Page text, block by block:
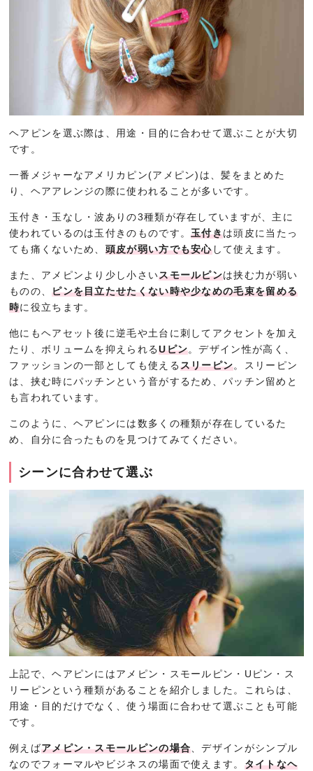
ヘアピンを選ぶ際は、用途・目的に合わせて選ぶことが大切
です。
一番メジャーなアメリカピン(アメピン)は、髪をまとめた
り、ヘアアレンジの際に使われることが多いです。
玉付き・玉なし・波ありの3種類が存在していますが、主に
使われているのは玉付きのものです。玉付きは頭皮に当たっ
ても痛くないため、 頭皮が弱い方でも安心して使えます。
また、アメピンより少し小さいスモールピンは挟む力が弱い
ものの、ピンを目立たせたくない時や少なめの毛束を留める
時に役立ちます。
他にもヘアセット後に逆毛や土台に刺してアクセントを加え
たり、ボリュームを抑えられるUピン。デザイン性が高く、
ファッションの一部としても使えるスリーピン。スリーピン
は、挟む時にパッチンという音がするため、パッチン留めと
も言われています。
このように、ヘアピンには数多くの種類が存在しているた
め、自分に合ったものを見つけてみてください。
シーンに合わせて選ぶ
上記で、ヘアピンにはアメピン・スモールピン・Uピン・ス
リーピンという種類があることを紹介しました。これらは、
用途・目的だけでなく、使う場面に合わせて選ぶことも可能
です。
例えばアメピン・スモールピンの場合 、デザインがシンプル
なのでフォーマルやビジネスの場面で使えます。 タイトなヘ